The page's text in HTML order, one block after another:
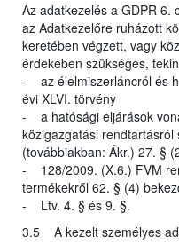
Az adatkezelés a GDPR 6.
az Adatkezelőre ruházott
keretében végzett, vagy
érdekében szükséges,
- az élelmiszerláncról és
évi XLVI. törvény
- a hatósági eljárások
közigazgatási
(továbbiakban: Ákr.) 27. §
- 128/2009. (X.6.) FVM
termékekről 62. § (4)
- Ltv. 4. § és 9. §.
3.5 A kezelt személyes